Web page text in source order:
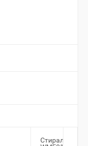
Стиральная